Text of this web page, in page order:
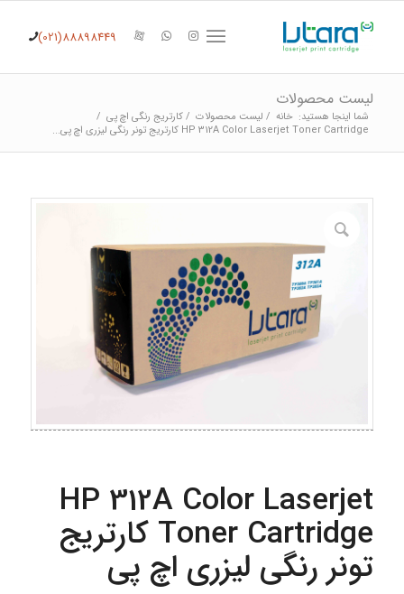
(021)88898449
لیست محصولات
شما اینجا هستید: خانه / لیست محصولات / کارتریج رنگی اچ پی /
HP 312A Color Laserjet Toner Cartridge کارتریج تونر رنگی لیزری اچ پی...
HP 312A Color Laserjet
Toner Cartridge کارتریج
تونر رنگی لیزری اچ پی